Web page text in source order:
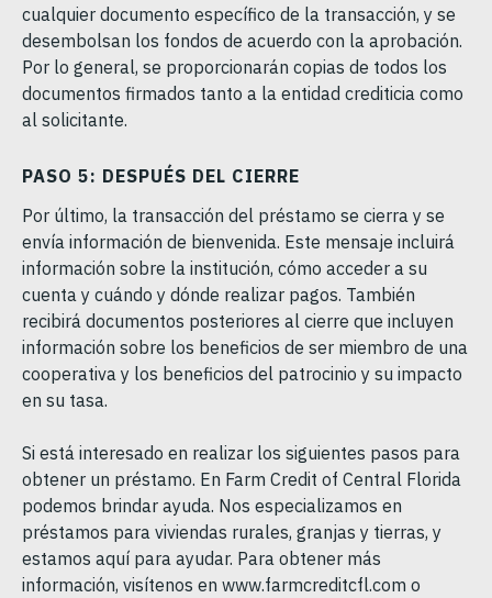
cualquier documento específico de la transacción, y se
desembolsan los fondos de acuerdo con la aprobación.
Por lo general, se proporcionarán copias de todos los
documentos firmados tanto a la entidad crediticia como
al solicitante.
PASO 5: DESPUÉS DEL CIERRE
Por último, la transacción del préstamo se cierra y se
envía información de bienvenida. Este mensaje incluirá
información sobre la institución, cómo acceder a su
cuenta y cuándo y dónde realizar pagos. También
recibirá documentos posteriores al cierre que incluyen
información sobre los beneficios de ser miembro de una
cooperativa y los beneficios del patrocinio y su impacto
en su tasa.
Si está interesado en realizar los siguientes pasos para
obtener un préstamo. En Farm Credit of Central Florida
podemos brindar ayuda. Nos especializamos en
préstamos para viviendas rurales, granjas y tierras, y
estamos aquí para ayudar. Para obtener más
información, visítenos en www.farmcreditcfl.com o